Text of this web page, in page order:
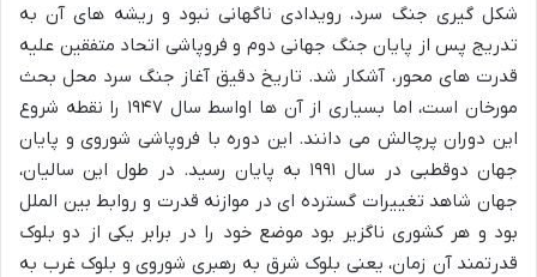
شکل گیری جنگ سرد، رویدادی ناگهانی نبود و ریشه های آن به
تدریج پس از پایان جنگ جهانی دوم و فروپاشی اتحاد متفقین علیه
قدرت های محور، آشکار شد. تاریخ دقیق آغاز جنگ سرد محل بحث
مورخان است، اما بسیاری از آن ها اواسط سال ۱۹۴۷ را نقطه شروع
این دوران پرچالش می دانند. این دوره با فروپاشی شوروی و پایان
جهان دوقطبی در سال ۱۹۹۱ به پایان رسید. در طول این سالیان،
جهان شاهد تغییرات گسترده ای در موازنه قدرت و روابط بین الملل
بود و هر کشوری ناگزیر بود موضع خود را در برابر یکی از دو بلوک
قدرتمند آن زمان، یعنی بلوک شرق به رهبری شوروی و بلوک غرب به